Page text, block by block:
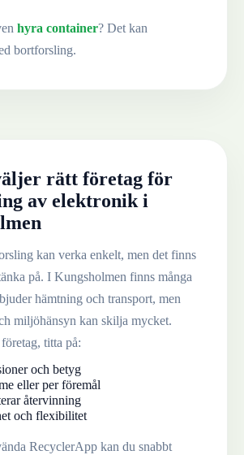
hyra container? Det kan
bortforsling.
rätt företag för
av elektroniki
kan verka enkelt, men det finns
på. I Kungsholmen finns många
hämtning och transport, men
miljöhänsyn kan skilja mycket.
titta på:
och betyg
eller per föremål
återvinning
och flexibilitet
RecyclerApp kan du snabbt